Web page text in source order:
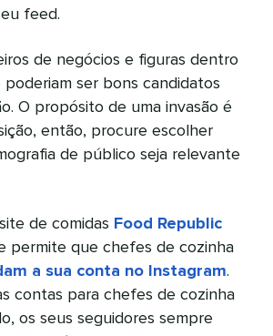
feed.
de negócios e figuras dentro
ser bons candidatos
O propósito de uma invasão é
então, procure escolher
de público seja relevante
de comidas Food Republic
permite que chefes de cozinha
a sua conta no Instagram.
contas para chefes de cozinha
os seus seguidores sempre